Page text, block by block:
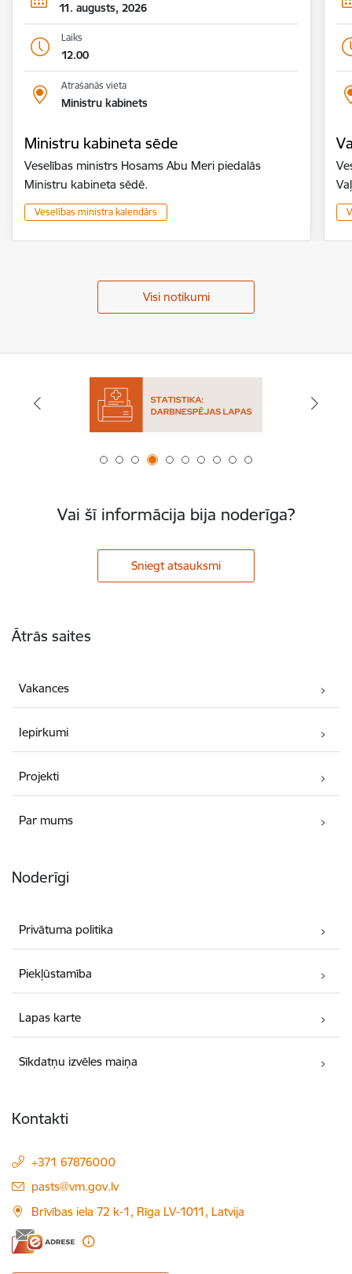
11. augusts, 2026
Laiks
12.00
Atrašanās vieta
Ministru kabinets
Ministru kabineta sēde
Veselības ministrs Hosams Abu Meri piedalās
Ministru kabineta sēdē.
Veselības ministra kalendārs
Visi notikumi
Vai šī informācija bija noderīga?
Sniegt atsauksmi
Ātrās saites
Vakances
Iepirkumi
Projekti
Par mums
Noderīgi
Privātuma politika
Piekļūstamība
Lapas karte
Sīkdatņu izvēles maiņa
Kontakti
+371 67876000
E-pasts:
pasts@vm.gov.lv
Brīvības iela 72 k-1, Rīga LV-1011, Latvija